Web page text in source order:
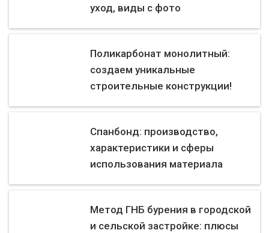
уход, виды с фото
Поликарбонат монолитный:
создаем уникальные
строительные конструкции!
Спанбонд: производство,
характеристики и сферы
использования материала
Метод ГНБ бурения в городской
и сельской застройке: плюсы